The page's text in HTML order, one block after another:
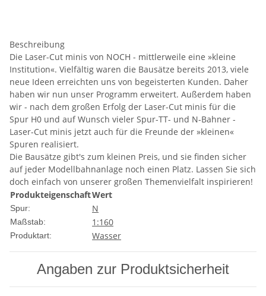
Beschreibung
Die Laser-Cut minis von NOCH - mittlerweile eine »kleine
Institution«. Vielfältig waren die Bausätze bereits 2013, viele
neue Ideen erreichten uns von begeisterten Kunden. Daher
haben wir nun unser Programm erweitert. Außerdem haben
wir - nach dem großen Erfolg der Laser-Cut minis für die
Spur H0 und auf Wunsch vieler Spur-TT- und N-Bahner -
Laser-Cut minis jetzt auch für die Freunde der »kleinen«
Spuren realisiert.
Die Bausätze gibt's zum kleinen Preis, und sie finden sicher
auf jeder Modellbahnanlage noch einen Platz. Lassen Sie sich
doch einfach von unserer großen Themenvielfalt inspirieren!
ProdukteigenschaftWert
Spur: N
Maßstab: 1:160
Produktart: Wasser
Angaben zur Produktsicherheit